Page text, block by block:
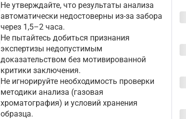
Не утверждайте, что результаты анализа
автоматически недостоверны из-за забора
через 1,5–2 часа.
Не пытайтесь добиться признания
экспертизы недопустимым
доказательством без мотивированной
критики заключения.
Не игнорируйте необходимость проверки
методики анализа (газовая
хроматография) и условий хранения
образца.